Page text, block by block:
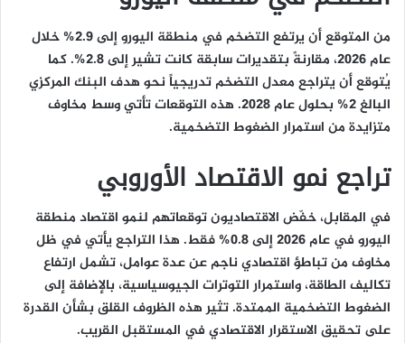
من المتوقع أن يرتفع التضخم في منطقة اليورو إلى 2.9% خلال
عام 2026، مقارنةً بتقديرات سابقة كانت تشير إلى 2.8%. كما
يُتوقع أن يتراجع معدل التضخم تدريجياً نحو هدف البنك المركزي
البالغ 2% بحلول عام 2028. هذه التوقعات تأتي وسط مخاوف
متزايدة من استمرار الضغوط التضخمية.
تراجع نمو الاقتصاد الأوروبي
في المقابل، خفّض الاقتصاديون توقعاتهم لنمو اقتصاد منطقة
اليورو في عام 2026 إلى 0.8% فقط. هذا التراجع يأتي في ظل
مخاوف من تباطؤ اقتصادي ناجم عن عدة عوامل، تشمل ارتفاع
تكاليف الطاقة، واستمرار التوترات الجيوسياسية، بالإضافة إلى
الضغوط التضخمية الممتدة. تثير هذه الظروف القلق بشأن القدرة
على تحقيق الاستقرار الاقتصادي في المستقبل القريب.